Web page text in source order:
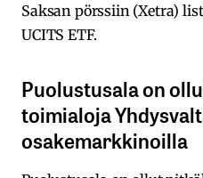
Saksan pörssiin (Xetra)
UCITS ETF.
Puolustusala on
toimialoja
osakemarkkinoilla